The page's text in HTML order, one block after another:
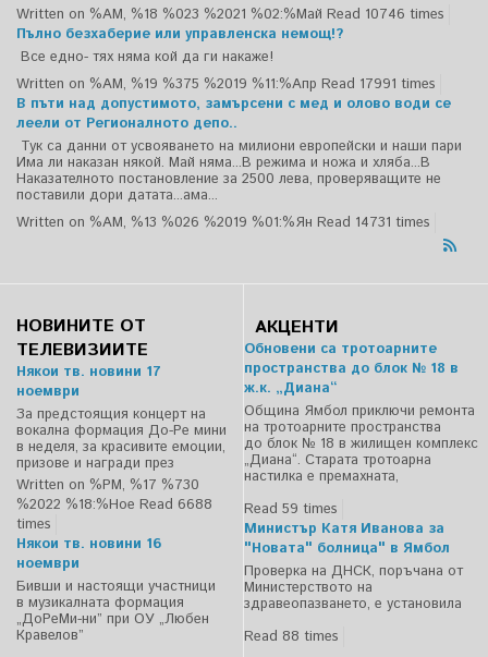
Written on %AM, %18 %023 %2021 %02:%Май Read 10746 times
Пълно безхаберие или управленска немощ!?
Все едно- тях няма кой да ги накаже!
Written on %AM, %19 %375 %2019 %11:%Апр Read 17991 times
В пъти над допустимото, замърсени с мед и олово води се
леели от Регионалното депо..
Тук са данни от усвояването на милиони европейски и наши пари
Има ли наказан някой. Май няма...В режима и ножа и хляба...В
Наказателното постановление за 2500 лева, проверяващите не
поставили дори датата...ама...
Written on %AM, %13 %026 %2019 %01:%Ян Read 14731 times
НОВИНИТЕ ОТ
ТЕЛЕВИЗИИТЕ
Някои тв. новини 17
ноември
За предстоящия концерт на
вокална формация До-Ре мини
в неделя, за красивите емоции,
призове и награди през
Written on %PM, %17 %730
%2022 %18:%Ное Read 6688
times
Някои тв. новини 16
ноември
Бивши и настоящи участници
в музикалната формация
„ДоРеМи-ни” при ОУ „Любен
Кравелов”
АКЦЕНТИ
Обновени са тротоарните
пространства до блок № 18 в
ж.к. „Диана“
Община Ямбол приключи ремонта
на тротоарните пространства
до блок № 18 в жилищен комплекс
„Диана“. Старата тротоарна
настилка е премахната,
Read 59 times
Министър Катя Иванова за
"Новата" болница" в Ямбол
Проверка на ДНСК, поръчана от
Министерството на
здравеопазването, е установила
Read 88 times